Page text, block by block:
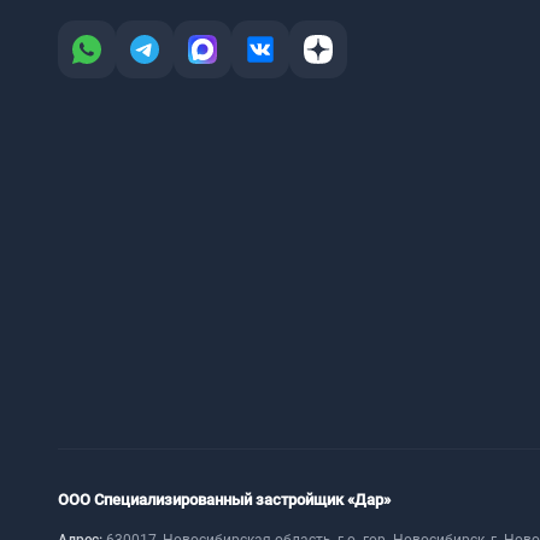
ООО Специализированный застройщик «Дар»